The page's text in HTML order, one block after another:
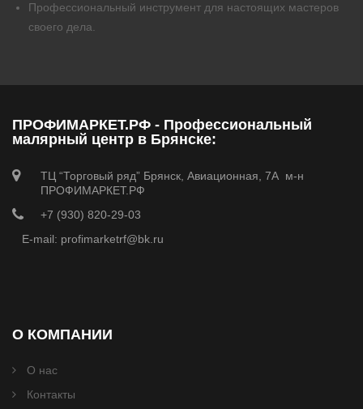
Профессиональный инструмент для настоящих мастеров
своего дела.
ПРОФИМАРКЕТ.РФ - Профессиональный
малярный центр в Брянске:
ТЦ “Торговый ряд” Брянск, Авиационная, 7А м-н
ПРОФИМАРКЕТ.РФ
+7 (930) 820-29-03
E-mail: profimarketrf@bk.ru
О КОМПАНИИ
О нас
Контакты